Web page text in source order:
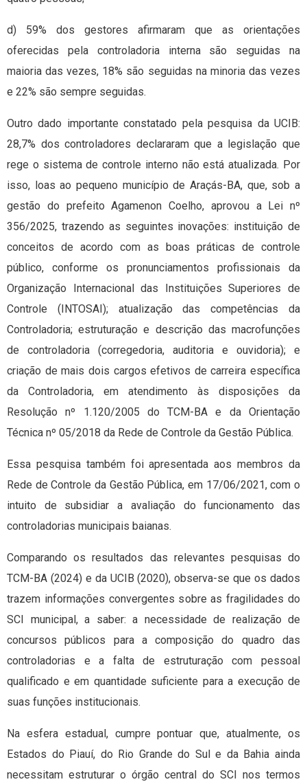
d) 59% dos gestores afirmaram que as orientações
oferecidas pela controladoria interna são seguidas na
maioria das vezes, 18% são seguidas na minoria das vezes
e 22% são sempre seguidas.
Outro dado importante constatado pela pesquisa da UCIB:
28,7% dos controladores declararam que a legislação que
rege o sistema de controle interno não está atualizada. Por
isso, loas ao pequeno município de Araçás-BA, que, sob a
gestão do prefeito Agamenon Coelho, aprovou a Lei nº
356/2025, trazendo as seguintes inovações: instituição de
conceitos de acordo com as boas práticas de controle
público, conforme os pronunciamentos profissionais da
Organização Internacional das Instituições Superiores de
Controle (INTOSAI); atualização das competências da
Controladoria; estruturação e descrição das macrofunções
de controladoria (corregedoria, auditoria e ouvidoria); e
criação de mais dois cargos efetivos de carreira específica
da Controladoria, em atendimento às disposições da
Resolução nº 1.120/2005 do TCM-BA e da Orientação
Técnica nº 05/2018 da Rede de Controle da Gestão Pública.
Essa pesquisa também foi apresentada aos membros da
Rede de Controle da Gestão Pública, em 17/06/2021, com o
intuito de subsidiar a avaliação do funcionamento das
controladorias municipais baianas.
Comparando os resultados das relevantes pesquisas do
TCM-BA (2024) e da UCIB (2020), observa-se que os dados
trazem informações convergentes sobre as fragilidades do
SCI municipal, a saber: a necessidade de realização de
concursos públicos para a composição do quadro das
controladorias e a falta de estruturação com pessoal
qualificado e em quantidade suficiente para a execução de
suas funções institucionais.
Na esfera estadual, cumpre pontuar que, atualmente, os
Estados do Piauí, do Rio Grande do Sul e da Bahia ainda
necessitam estruturar o órgão central do SCI nos termos